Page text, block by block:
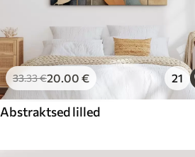
33.33€20.00 € 21
Abstraktsed lilled